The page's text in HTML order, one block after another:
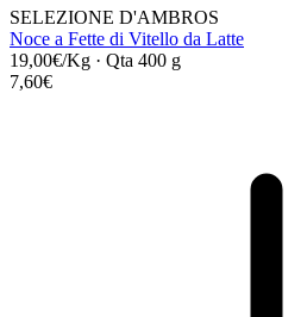
SELEZIONE D'AMBROS
Noce a Fette di Vitello da Latte
19,00€/Kg · Qta 400 g
7,60€